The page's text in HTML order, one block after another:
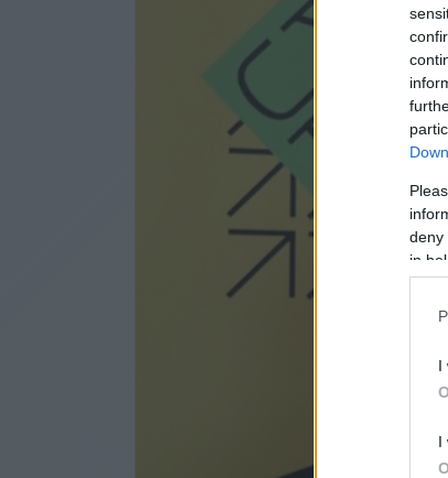
deny
in
I
I